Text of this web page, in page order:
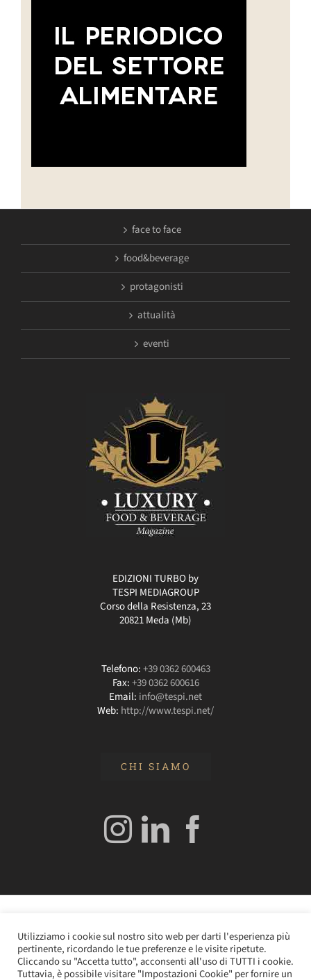
face to face
food&beverage
protagonisti
attualità
eventi
EDIZIONI TURBO by
TESPI MEDIAGROUP
Corso della Resistenza, 23
20821 Meda (Mb)
Telefono:+39 0362 600463
Fax:+39 0362 600616
Email: info@tespi.net
Web: http://www.tespi.net/
CHI SIAMO
Angelo Frigerio -Cookie Policy–Privacy Policy- P.IVA
0362610964
Utilizziamo i cookie sul nostro sito web per darti l'esperienza più
pertinente, ricordando le tue preferenze e le visite ripetute.
Cliccando su "Accetta tutto", acconsenti all'uso di TUTTI i cookie.
Tuttavia, è possibile visitare "Impostazioni Cookie" per fornire un